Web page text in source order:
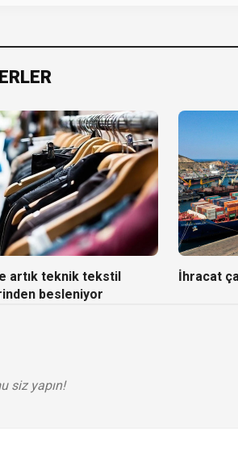
artık teknik tekstil
besleniyor
İhracat
siz yapın!